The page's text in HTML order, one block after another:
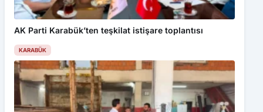
AK Parti Karabük’ten teşkilat istişare toplantısı
KARABÜK